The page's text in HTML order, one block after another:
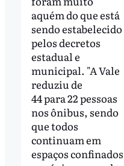
aquém do que está
sendo estabelecido
pelos decretos
estadual e
municipal. "A Vale
reduziu de
44 para 22 pessoas
nos ônibus, sendo
que todos
continuam em
espaços confinados